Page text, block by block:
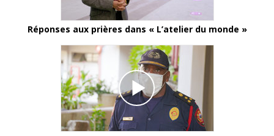
Réponses aux prières dans « L’atelier du monde »